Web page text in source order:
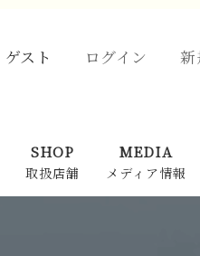
ゲスト ログイン 新
SHOP
取扱店舗
MEDIA
メディア情報